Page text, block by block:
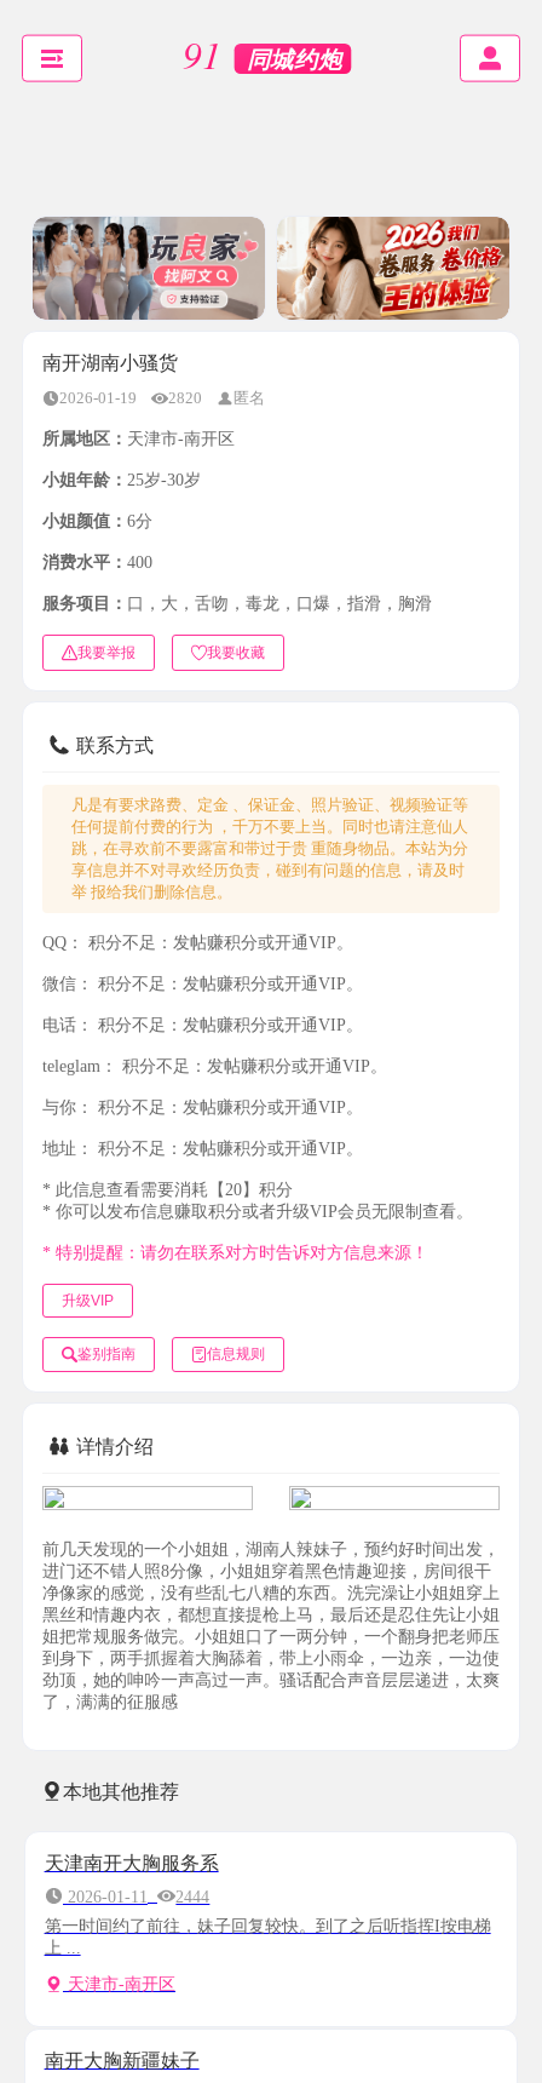
南开湖南小骚货
2026-01-19 2820 匿名
所属地区： 天津市-南开区
小姐年龄： 25岁-30岁
小姐颜值： 6分
消费水平： 400
服务项目： 口，大，舌吻，毒龙，口爆，指滑，胸滑
我要举报 我要收藏
联系方式
凡是有要求路费、定金 、保证金、照片验证、视频验证等
任何提前付费的行为 ，千万不要上当。同时也请注意仙人
跳，在寻欢前不要露富和带过于贵 重随身物品。本站为分
享信息并不对寻欢经历负责，碰到有问题的信息，请及时
举 报给我们删除信息。
QQ： 积分不足：发帖赚积分或开通VIP。
微信： 积分不足：发帖赚积分或开通VIP。
电话： 积分不足：发帖赚积分或开通VIP。
teleglam： 积分不足：发帖赚积分或开通VIP。
与你： 积分不足：发帖赚积分或开通VIP。
地址： 积分不足：发帖赚积分或开通VIP。
* 此信息查看需要消耗【20】积分
* 你可以发布信息赚取积分或者升级VIP会员无限制查看。
* 特别提醒：请勿在联系对方时告诉对方信息来源！
升级VIP
鉴别指南 信息规则
详情介绍
前几天发现的一个小姐姐，湖南人辣妹子，预约好时间出发，
进门还不错人照8分像，小姐姐穿着黑色情趣迎接，房间很干
净像家的感觉，没有些乱七八糟的东西。洗完澡让小姐姐穿上
黑丝和情趣内衣，都想直接提枪上马，最后还是忍住先让小姐
姐把常规服务做完。小姐姐口了一两分钟，一个翻身把老师压
到身下，两手抓握着大胸舔着，带上小雨伞，一边亲，一边使
劲顶，她的呻吟一声高过一声。骚话配合声音层层递进，太爽
了，满满的征服感
本地其他推荐
天津南开大胸服务系
2026-01-11
2444
第一时间约了前往，妹子回复较快。到了之后听指挥I按电梯
上 ...
天津市-南开区
南开大胸新疆妹子